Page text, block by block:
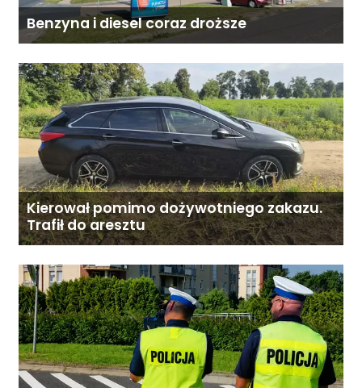
Benzyna i diesel coraz droższe
Kierował pomimo dożywotniego zakazu.
Trafił do aresztu